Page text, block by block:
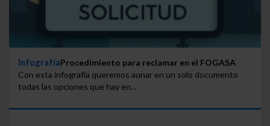
InfografíaProcedimiento para reclamar en el FOGASA
Con esta infografía queremos aunar en un solo documento
todas las opciones que hay en...